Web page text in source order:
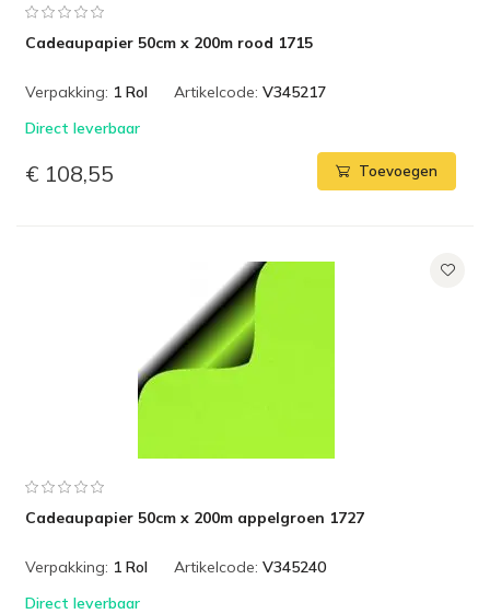
Cadeaupapier 50cm x 200m rood 1715
Verpakking: 1 Rol Artikelcode: V345217
Direct leverbaar
€ 108,55 Toevoegen
Cadeaupapier 50cm x 200m appelgroen 1727
Verpakking: 1 Rol Artikelcode: V345240
Direct leverbaar